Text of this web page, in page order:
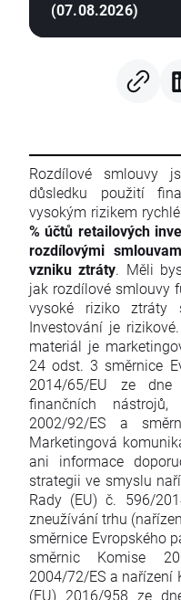
(07.08.2026)
Rozdílové smlouvy
důsledku použití
vysokým rizikem
% účtů retailových
rozdílovými
vzniku ztráty. Měli
jak rozdílové smlouvy
vysoké riziko ztráty
Investování je
materiál je
24 odst. 3 směrnice
2014/65/EU ze
finančních
2002/92/ES a
Marketingová
ani informace
strategii ve smyslu
Rady (EU) č. 596/
zneužívání trhu
směrnice Evropského
směrnic Komise
2004/72/ES a nařízení
(EU) 2016/958 ze